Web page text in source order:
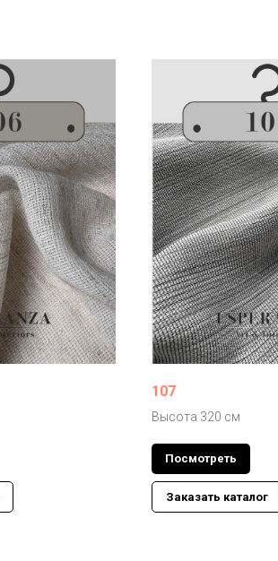
107
Высота 320 см
Посмотреть
Заказать каталог